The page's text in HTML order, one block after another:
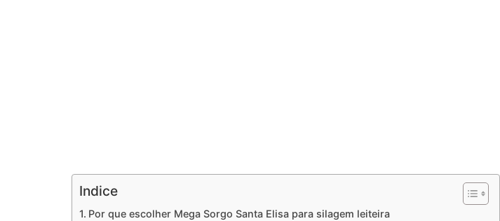
Indice
Por que escolher Mega Sorgo Santa Elisa para silagem leiteira